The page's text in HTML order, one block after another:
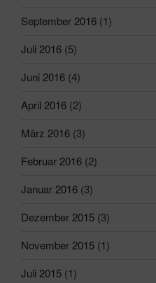
September 2016 (1)
Juli 2016 (5)
Juni 2016 (4)
April 2016 (2)
März 2016 (3)
Februar 2016 (2)
Januar 2016 (3)
Dezember 2015 (3)
November 2015 (1)
Juli 2015 (1)